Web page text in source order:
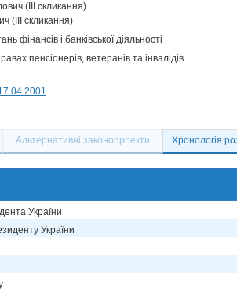
(III скликання)
(III скликання)
фінансів і банківської діяльності
пенсіонерів, ветеранів та інвалідів
Альтернативні законопроекти Хронологія
України
України